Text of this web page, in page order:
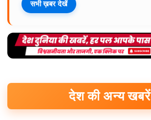
सभी ख़बर देखें
देश की अन्य खबरें